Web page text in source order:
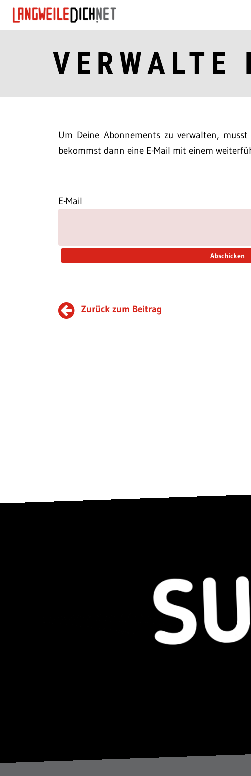
VERWALTE
Um Deine Abonnements zu verwalten, musst
bekommst dann eine E-Mail mit einem
E-Mail
Zurück zum Beitrag